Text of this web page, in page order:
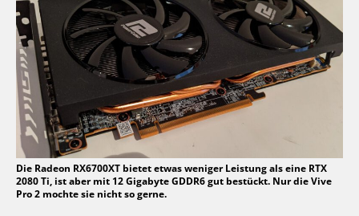
Die Radeon RX6700XT bietet etwas weniger Leistung als eine RTX
2080 Ti, ist aber mit 12 Gigabyte GDDR6 gut bestückt. Nur die Vive
Pro 2 mochte sie nicht so gerne.